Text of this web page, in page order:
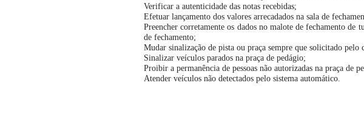
Verificar a autenticidade das notas recebidas;
Efetuar lançamento dos valores arrecadados na sala de
Preencher corretamente os dados no malote de fechamento de
de fechamento;
Mudar sinalização de pista ou praça sempre que solicitado pelo
Sinalizar veículos parados na praça de pedágio;
Proibir a permanência de pessoas não autorizadas na praça de
Atender veículos não detectados pelo sistema automático.